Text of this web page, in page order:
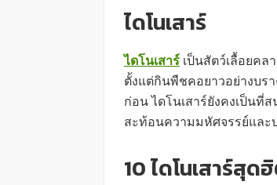
ไดโนเสาร์
ไดโนเสาร์ เป็นสัตว์เลื้อยค
ตั้งแต่กินพืชคอยาวอย่างบร
ก่อน ไดโนเสาร์ยังคงเป็นที่
สะท้อนความมหัศจรรย์และ
10 ไดโนเสาร์สุ